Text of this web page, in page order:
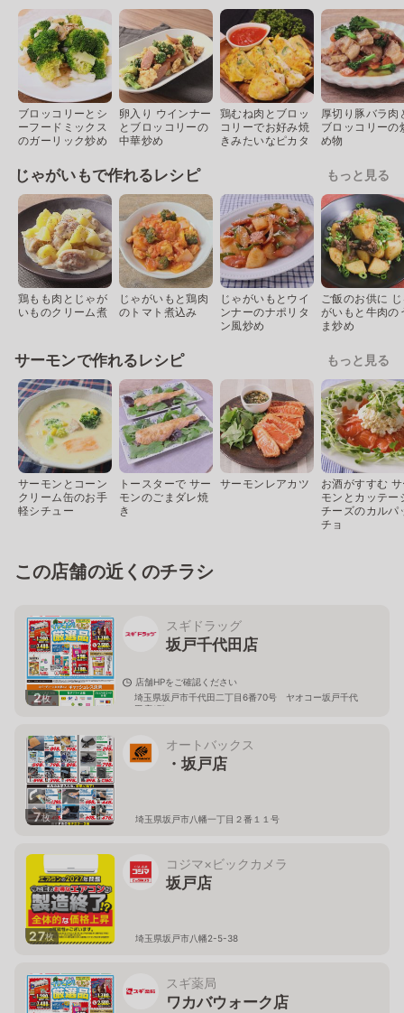
ブロッコリーとシ
ーフードミックス
のガーリック炒め
卵入り ウインナー
とブロッコリーの
中華炒め
鶏むね肉とブロッ
コリーでお好み焼
きみたいなピカタ
厚切り豚バラ肉
ブロッコリーの
め物
じゃがいもで作れるレシピ もっと見る
鶏もも肉とじゃが
いものクリーム煮
じゃがいもと鶏肉
のトマト煮込み
じゃがいもとウイ
ンナーのナポリタ
ン風炒め
ご飯のお供に
がいもと牛肉の
ま炒め
サーモンで作れるレシピ もっと見る
サーモンとコーン
クリーム缶のお手
軽シチュー
トースターで サー
モンのごまダレ焼
き
サーモンレアカツ
お酒がすすむ
モンとカッテー
チーズのカルパ
チョ
この店舗の近くのチラシ
2枚
スギドラッグ
坂戸千代田店
店舗HPをご確認ください
埼玉県坂戸市千代田二丁目6番70号 ヤオコー坂戸千代
田店1階
7枚
オートバックス
・坂戸店
埼玉県坂戸市八幡一丁目２番１１号
27枚
コジマ×ビックカメラ
坂戸店
埼玉県坂戸市八幡2-5-38
スギ薬局
ワカバウォーク店